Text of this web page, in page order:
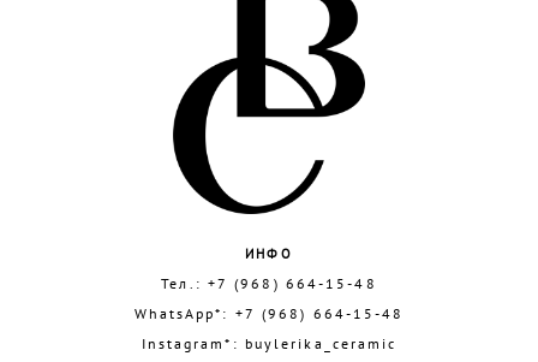
ИНФО
Тел.: +7 (968) 664-15-48
WhatsApp*: +7 (968) 664-15-48
Instagram*: buylerika_ceramic